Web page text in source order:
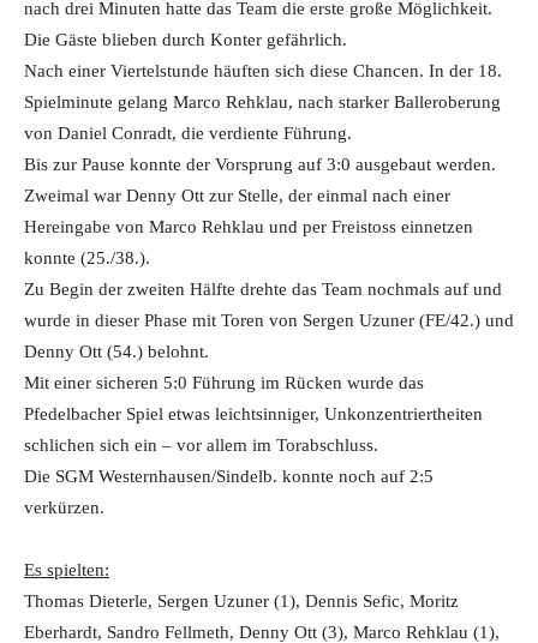
nach drei Minuten hatte das Team die erste große Möglichkeit.
Die Gäste blieben durch Konter gefährlich.
Nach einer Viertelstunde häuften sich diese Chancen. In der 18.
Spielminute gelang Marco Rehklau, nach starker Balleroberung
von Daniel Conradt, die verdiente Führung.
Bis zur Pause konnte der Vorsprung auf 3:0 ausgebaut werden.
Zweimal war Denny Ott zur Stelle, der einmal nach einer
Hereingabe von Marco Rehklau und per Freistoss einnetzen
konnte (25./38.).
Zu Begin der zweiten Hälfte drehte das Team nochmals auf und
wurde in dieser Phase mit Toren von Sergen Uzuner (FE/42.) und
Denny Ott (54.) belohnt.
Mit einer sicheren 5:0 Führung im Rücken wurde das
Pfedelbacher Spiel etwas leichtsinniger, Unkonzentriertheiten
schlichen sich ein – vor allem im Torabschluss.
Die SGM Westernhausen/Sindelb. konnte noch auf 2:5
verkürzen.
Es spielten:
Thomas Dieterle, Sergen Uzuner (1), Dennis Sefic, Moritz
Eberhardt, Sandro Fellmeth, Denny Ott (3), Marco Rehklau (1),